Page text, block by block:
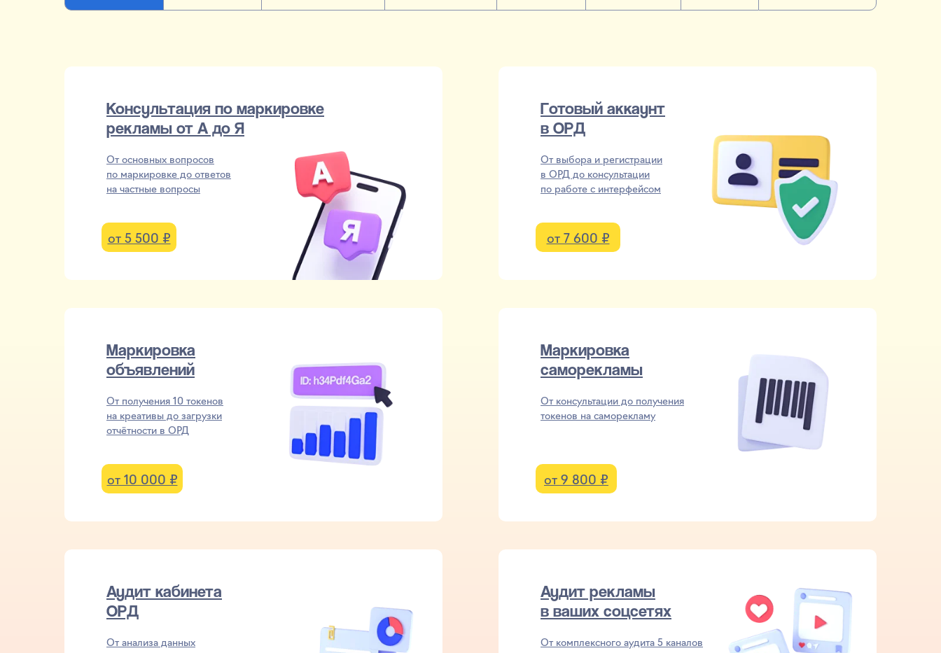
Консультация по маркировке
рекламы от А до Я
От основных вопросов
по маркировке до ответов
на частные вопросы
от 5 500 ₽
Готовый аккаунт
в ОРД
От выбора и регистрации
в ОРД до консультации
по работе с интерфейсом
от 7 600 ₽
Маркировка
объявлений
От получения 10 токенов
на креативы до загрузки
отчётности в ОРД
от 10 000 ₽
Маркировка
саморекламы
От консультации до получения
токенов на саморекламу
от 9 800 ₽
Аудит кабинета
ОРД
От анализа данных
Аудит рекламы
в ваших соцсетях
От комплексного аудита 5 каналов